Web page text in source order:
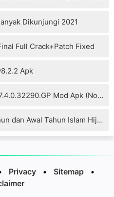
Dikunjungi 2021
Full Crack+Patch Fixed
Apk
KineMaster Pro Premium v7.4.0.32290.GP Mod Apk (No Watermark)
Inilah Bacaan Doa Akhir Tahun dan Awal Tahun Islam Hijriyah
Privacy • Sitemap
•